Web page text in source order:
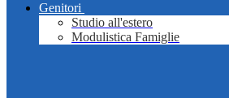
Genitori
Studio all'estero
Modulistica Famiglie